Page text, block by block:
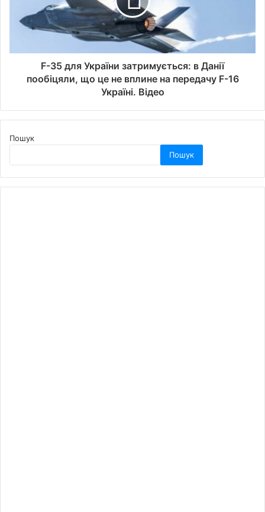
F-35 для України затримується: в Данії
пообіцяли, що це не вплине на передачу F-16
Україні. Відео
Пошук
Пошук